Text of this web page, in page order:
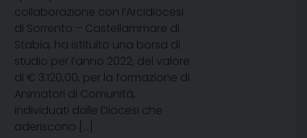
collaborazione con l’Arcidiocesi
di Sorrento – Castellammare di
Stabia, ha istituito una borsa di
studio per l’anno 2022, del valore
di € 3.120,00, per la formazione di
Animatori di Comunità,
individuati dalle Diocesi che
aderiscono […]